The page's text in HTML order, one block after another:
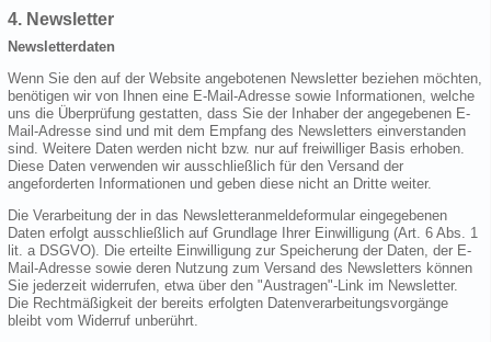
4. Newsletter
Newsletterdaten
Wenn Sie den auf der Website angebotenen Newsletter beziehen möchten,
benötigen wir von Ihnen eine E-Mail-Adresse sowie Informationen, welche
uns die Überprüfung gestatten, dass Sie der Inhaber der angegebenen E-
Mail-Adresse sind und mit dem Empfang des Newsletters einverstanden
sind. Weitere Daten werden nicht bzw. nur auf freiwilliger Basis erhoben.
Diese Daten verwenden wir ausschließlich für den Versand der
angeforderten Informationen und geben diese nicht an Dritte weiter.
Die Verarbeitung der in das Newsletteranmeldeformular eingegebenen
Daten erfolgt ausschließlich auf Grundlage Ihrer Einwilligung (Art. 6 Abs. 1
lit. a DSGVO). Die erteilte Einwilligung zur Speicherung der Daten, der E-
Mail-Adresse sowie deren Nutzung zum Versand des Newsletters können
Sie jederzeit widerrufen, etwa über den "Austragen"-Link im Newsletter.
Die Rechtmäßigkeit der bereits erfolgten Datenverarbeitungsvorgänge
bleibt vom Widerruf unberührt.